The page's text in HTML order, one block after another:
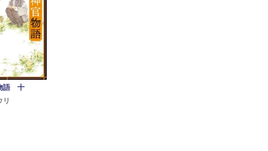
語 十